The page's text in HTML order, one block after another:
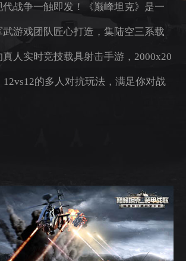
战争一触即发！《巅峰坦克》是一
游戏团队匠心打造，集陆空三系载
人实时竞技载具射击手游，2000x20
的多人对抗玩法，满足你对战